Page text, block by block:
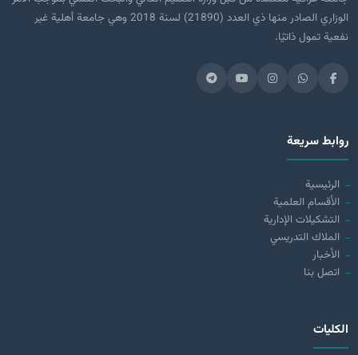
الوزاري الصادر منها ذي العدد (21890) لسنة 2018 وهي جامعة أهلية غير
نفعية تمول ذاتيًا.
روابط سريعة
الرئيسية
الأقسام العلمية
التشكيلات الإدارية
الملاك التدريسي
الأخبار
اتصل بنا
الكليات